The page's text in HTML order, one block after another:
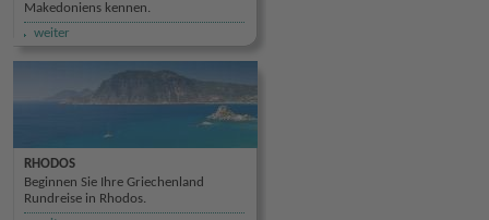
Makedoniens kennen.
weiter
RHODOS
Beginnen Sie Ihre Griechenland
Rundreise in Rhodos.